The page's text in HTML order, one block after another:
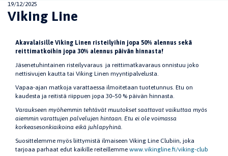
19/12/2025
Viking Line
Akavalaisille Viking Linen risteilyihin jopa 50% alennus sekä
reittimatkoihin jopa 30% alennus päivän hinnasta!
Jäsenetuhintainen risteilyvaraus ja reittimatkavaraus onnistuu joko
nettisivujen kautta tai Viking Linen myyntipalvelusta.
Vapaa-ajan matkoja varattaessa ilmoitetaan tuotetunnus. Etu on
kaudesta ja reitistä riippuen jopa 30–50 % päivän hinnasta.
Varaukseen myöhemmin tehtävät muutokset saattavat vaikuttaa myös
aiemmin varattujen palvelujen hintaan. Etu ei ole voimassa
korkeasesonkiaikoina eikä juhlapyhinä.
Suosittelemme myös liittymistä ilmaiseen Viking Line Clubiin, joka
tarjoaa parhaat edut kaikille reiteillemme www.vikingline.fi/viking-club